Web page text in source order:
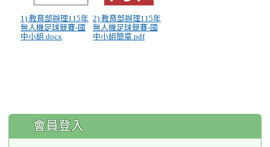
1) 教育部辦理115年
無人機足球競賽-國
中小組.docx
2) 教育部辦理115年
無人機足球競賽-國
中小組簡章.pdf
:::
會員登入